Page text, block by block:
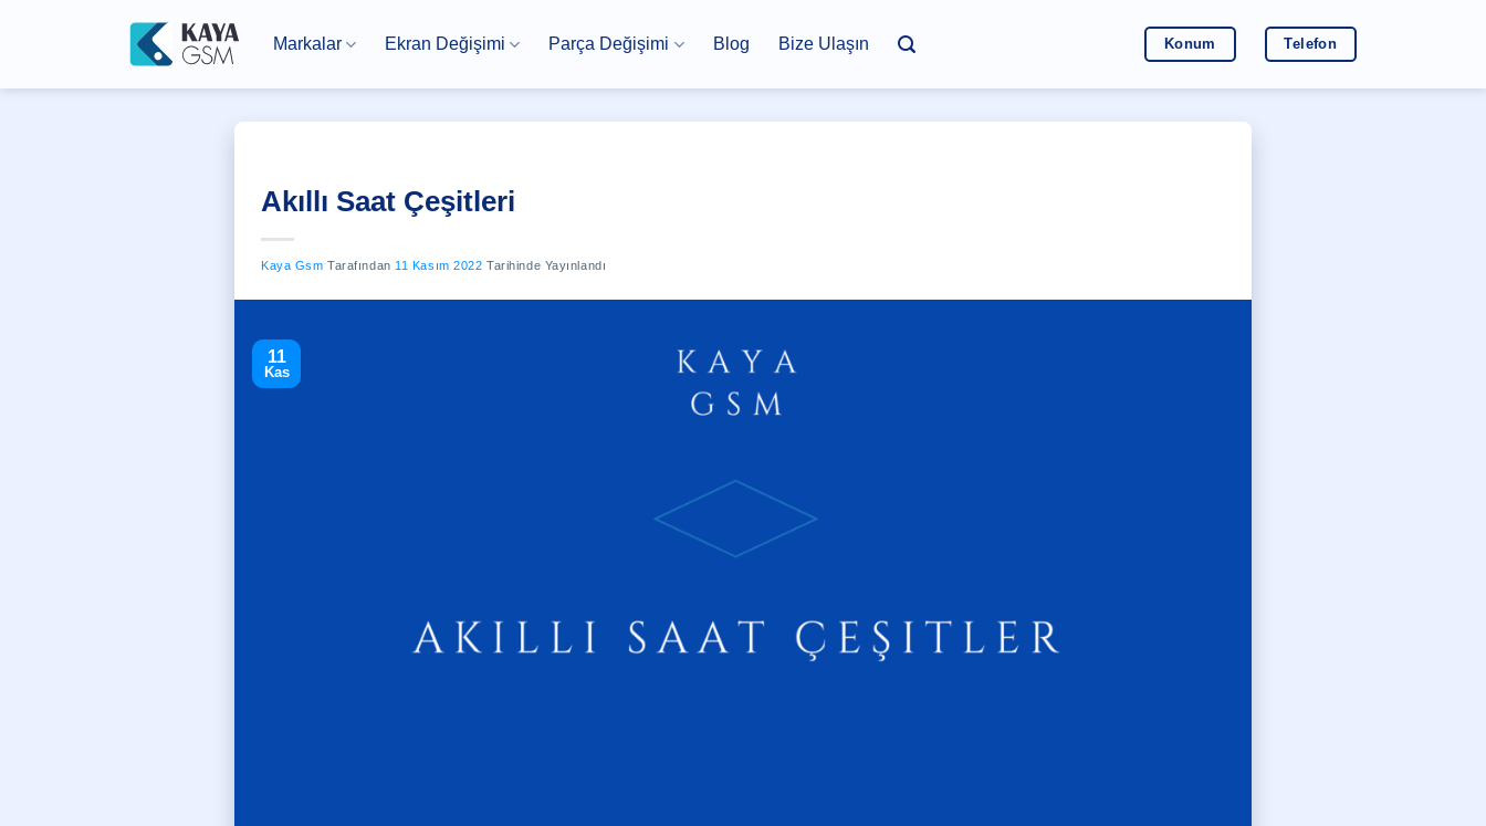
Markalar Ekran Değişimi Parça Değişimi Blog Bize Ulaşın Konum Telefon
Akıllı Saat Çeşitleri
Kaya Gsm Tarafından 11 Kasım 2022 Tarihinde Yayınlandı
11
Kas